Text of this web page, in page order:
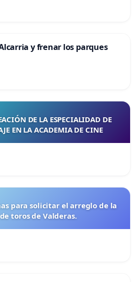
y frenar los parques
DE LA ESPECIALIDAD DE
EN LA ACADEMIA DE CINE
para solicitar el arreglo de la
toros de Valderas.